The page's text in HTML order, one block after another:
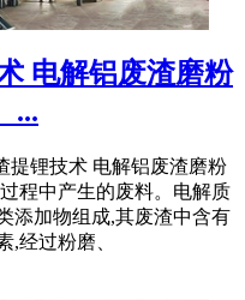
电解铝废渣磨粉
...
提锂技术 电解铝废渣磨粉
程中产生的废料。电解质
添加物组成,其废渣中含有
,经过粉磨、